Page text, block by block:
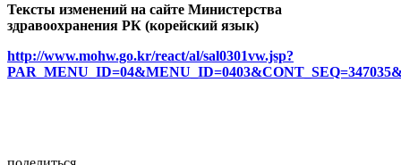
Тексты изменений на сайте Министерства
здравоохранения РК (корейский язык)
http://www.mohw.go.kr/react/al/sal0301vw.jsp?